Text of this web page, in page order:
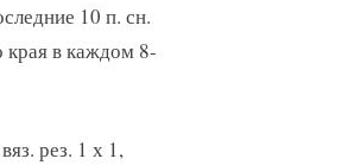
10 п. сн.
края в каждом 8-
рез. 1 х 1,